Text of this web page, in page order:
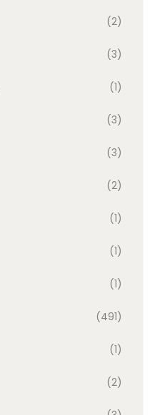
(2)
(3)
(1)
(3)
(3)
(2)
(1)
(1)
(1)
(491)
(1)
(2)